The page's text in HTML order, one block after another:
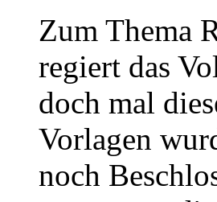
Zum Thema
regiert das
doch mal
Vorlagen
noch